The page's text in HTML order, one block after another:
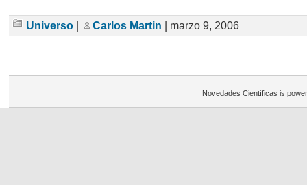
Universo Carlos Martin | marzo 9, 2006
Novedades Científicas is